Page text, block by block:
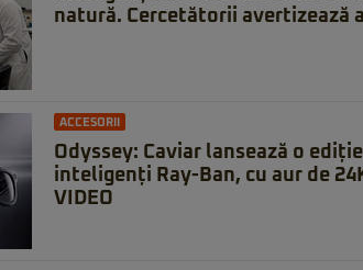
natură. Cercetătorii avertizează
ACCESORII
Odyssey: Caviar lansează o
inteligenți Ray-Ban, cu aur de
VIDEO